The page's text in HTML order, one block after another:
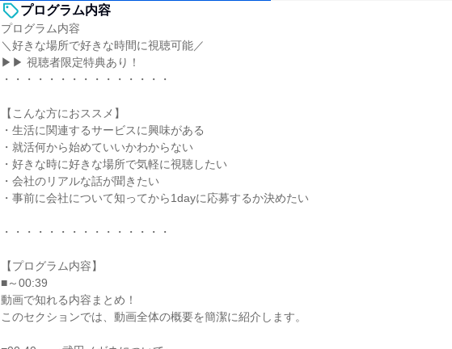
プログラム内容
プログラム内容
＼好きな場所で好きな時間に視聴可能／
▶▶ 視聴者限定特典あり！
・・・・・・・・・・・・・・・
【こんな方におススメ】
・生活に関連するサービスに興味がある
・就活何から始めていいかわからない
・好きな時に好きな場所で気軽に視聴したい
・会社のリアルな話が聞きたい
・事前に会社について知ってから1dayに応募するか決めたい
・・・・・・・・・・・・・・・
【プログラム内容】
■～00:39
動画で知れる内容まとめ！
このセクションでは、動画全体の概要を簡潔に紹介します。